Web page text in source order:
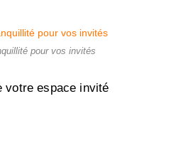
pour vos invités
votre espace invité